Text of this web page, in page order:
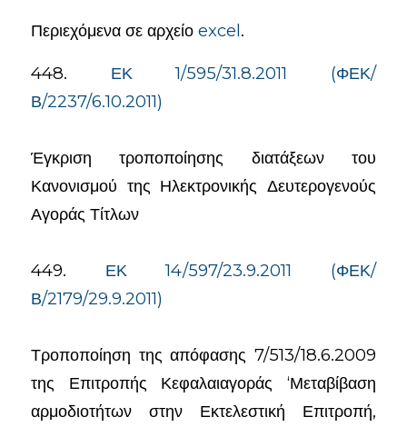
Περιεχόμενα σε αρχείο excel.
448. ΕΚ 1/595/31.8.2011 (ΦΕΚ/
Β/2237/6.10.2011)
Έγκριση τροποποίησης διατάξεων του
Κανονισμού της Ηλεκτρονικής Δευτερογενούς
Αγοράς Τίτλων
449. ΕΚ 14/597/23.9.2011 (ΦΕΚ/
Β/2179/29.9.2011)
Τροποποίηση της απόφασης 7/513/18.6.2009
της Επιτροπής Κεφαλαιαγοράς ‘Μεταβίβαση
αρμοδιοτήτων στην Εκτελεστική Επιτροπή,